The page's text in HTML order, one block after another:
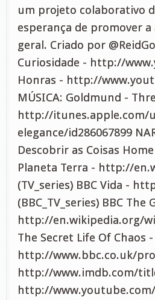
um projeto colaborativo
esperança de promover
geral. Criado por
Curiosidade - http://
Honras - http://
MÚSICA: Goldmund -
http://itunes.apple.com/
elegance/id286067899
Descobrir as Coisas
Planeta Terra - http://
(TV_series) BBC Vida -
(BBC_TV_series) BBC The
http://en.wikipedia.org/
The Secret Life Of Chaos -
http://www.bbc.co.uk/
http://www.imdb.com/
http://